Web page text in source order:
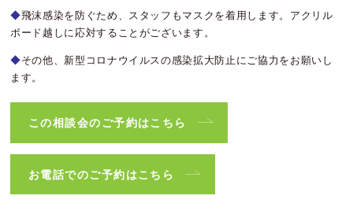
◆飛沫感染を防ぐため、スタッフもマスクを着用します。アクリル
ボード越しに応対することがございます。
◆その他、新型コロナウイルスの感染拡大防止にご協力をお願いし
ます。
この相談会のご予約はこちら
お電話でのご予約はこちら